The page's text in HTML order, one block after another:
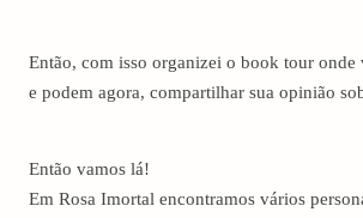
Então, com isso organizei o book tour onde
e podem agora, compartilhar sua opinião
Então vamos lá!
Em Rosa Imortal encontramos vários